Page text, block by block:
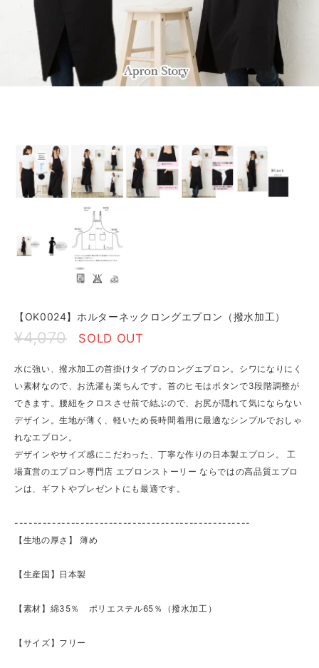
【OK0024】ホルターネックロングエプロン（撥水加工）
¥4,070 SOLD OUT
水に強い、撥水加工の首掛けタイプのロングエプロン。シワになりにく
い素材なので、お洗濯も楽ちんです。首のヒモはボタンで3段階調整が
できます。腰紐をクロスさせ前で結ぶので、お尻が隠れて気にならない
デザイン。生地が薄く、軽いため長時間着用に最適なシンプルでおしゃ
れなエプロン。
デザインやサイズ感にこだわった、丁寧な作りの日本製エプロン。 工
場直営のエプロン専門店 エプロンストーリー ならではの高品質エプロ
ンは、ギフトやプレゼントにも最適です。
--------------------------------------------------
【生地の厚さ】 ​薄め
【生産国】日本製
【素材】綿35％ ポリエステル65％（撥水加工）
【サイズ】フリー